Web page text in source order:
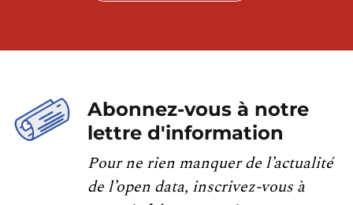
Abonnez-vous à notre
lettre d'information
Pour ne rien manquer de l’actualité
de l’open data, inscrivez-vous à